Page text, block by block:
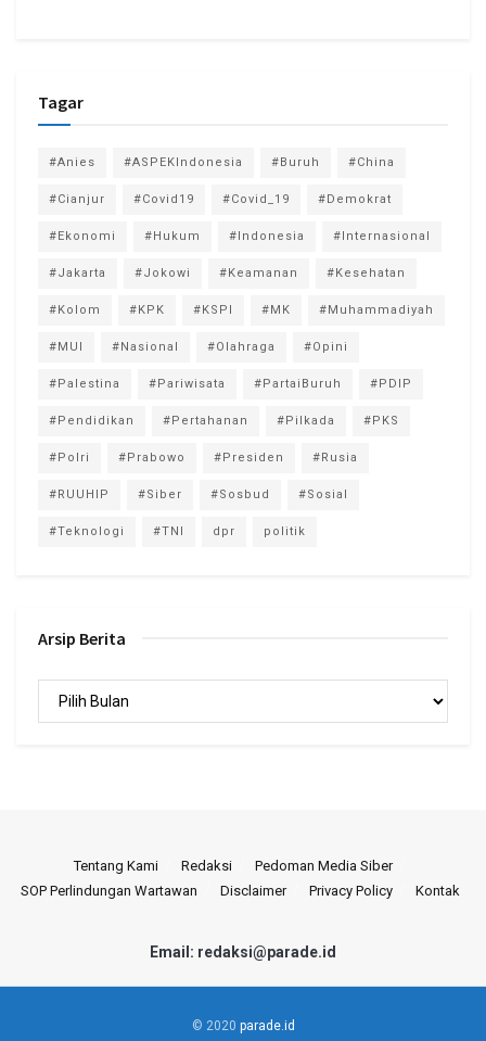
Tagar
#Anies #ASPEKIndonesia #Buruh #China
#Cianjur #Covid19 #Covid_19 #Demokrat
#Ekonomi #Hukum #Indonesia #Internasional
#Jakarta #Jokowi #Keamanan #Kesehatan
#Kolom #KPK #KSPI #MK #Muhammadiyah
#MUI #Nasional #Olahraga #Opini
#Palestina #Pariwisata #PartaiBuruh #PDIP
#Pendidikan #Pertahanan #Pilkada #PKS
#Polri #Prabowo #Presiden #Rusia
#RUUHIP #Siber #Sosbud #Sosial
#Teknologi #TNI dpr politik
Arsip Berita
Tentang Kami Redaksi
Pedoman Media Siber
SOP Perlindungan Wartawan
Disclaimer Privacy Policy Kontak
Email: redaksi@parade.id
© 2020 parade.id